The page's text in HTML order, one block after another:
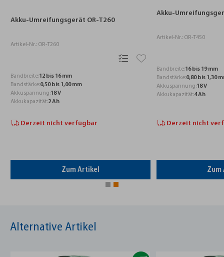
Akku-Umreifungsgerät OR-T260
Artikel-Nr.: OR-T260
Bandbreite:12 bis 16 mm
Bandstärke:0,50 bis 1,00 mm
Akkuspannung:18 V
Akkukapazität:2 Ah
Derzeit nicht verfügbar
Zum Artikel
Akku-
Artikel-Nr.: OR-T450
Bandbreite:16 bis 19 mm
Bandstärke:0,80 bis 1,30
Akkuspannung:18 V
Akkukapazität:4 Ah
Derzeit nicht
Zum
Alternative Artikel